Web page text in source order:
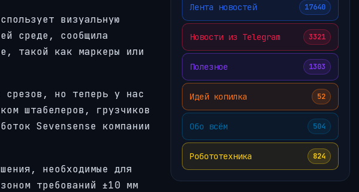
визуальную
среде, сообщила
такой как маркеры или
срезов, но теперь у нас
штабелеров, грузчиков
Sevensense компании
необходимые для
требований ±10 мм
Лента новостей 17640
Новости из Telegram 3321
Полезное 1303
Идей копилка 52
Обо всём 504
Робототехника 824